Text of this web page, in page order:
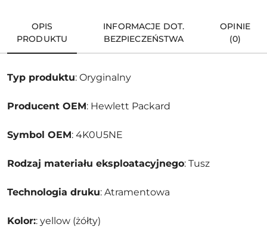
OPIS
PRODUKTU
INFORMACJE DOT.
BEZPIECZEŃSTWA
OPINIE
(0)
Typ produktu: Oryginalny
Producent OEM: Hewlett Packard
Symbol OEM: 4K0U5NE
Rodzaj materiału eksploatacyjnego: Tusz
Technologia druku: Atramentowa
Kolor:: yellow (żółty)